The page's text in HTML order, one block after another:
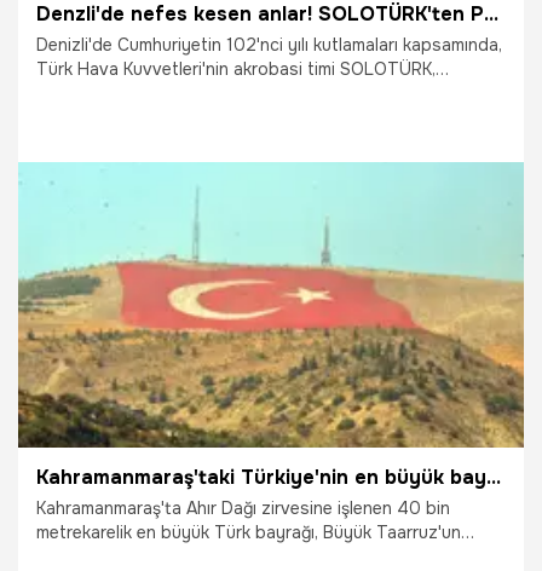
Denzli'de nefes kesen anlar! SOLOTÜRK'ten Pamukkale'de gösteri uçuşu
Denizli'de Cumhuriyetin 102'nci yılı kutlamaları kapsamında,
Türk Hava Kuvvetleri'nin akrobasi timi SOLOTÜRK,
25.10.2025 PAMUKKALE
Kahramanmaraş'taki Türkiye'nin en büyük bayrağını ilk selamlayan 'Savaşan Şahinler' oldu
Kahramanmaraş'ta Ahır Dağı zirvesine işlenen 40 bin
metrekarelik en büyük Türk bayrağı, Büyük Taarruz'un